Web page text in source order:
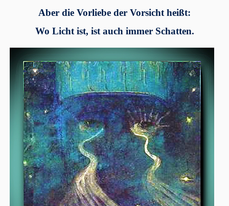
Aber die Vorliebe der Vorsicht heißt:
Wo Licht ist, ist auch immer Schatten.